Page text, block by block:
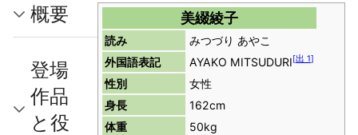
美綴綾子
読み
みつづり あやこ
外国語表記
AYAKO MITSUDURI[出 1]
性別
女性
身長
162cm
体重
50kg
概要
登場
作品
と役